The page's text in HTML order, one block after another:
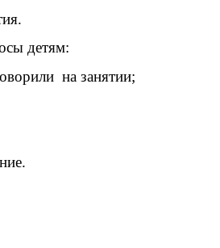
детям:
на занятии;